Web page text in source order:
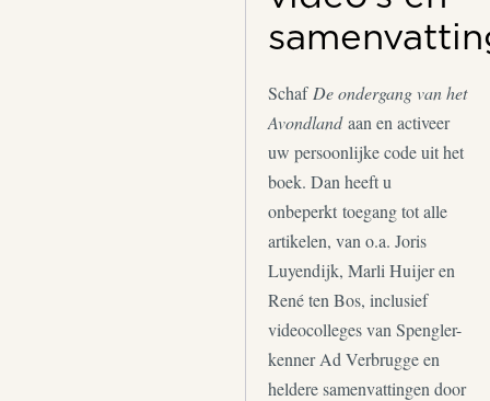
Schaf De ondergang van het
Avondlandaan en activeer
uw persoonlijke code uit het
boek. Dan heeft u
onbeperkt toegang tot alle
artikelen, van o.a. Joris
Luyendijk, Marli Huijer en
René ten Bos, inclusief
videocolleges van Spengler-
kenner Ad Verbrugge en
heldere samenvattingen door